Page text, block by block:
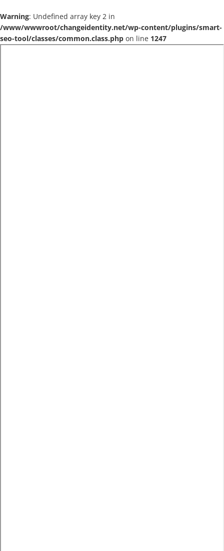
Warning: Undefined array key 2 in
/www/wwwroot/changeidentity.net/wp-content/plugins/smart-
seo-tool/classes/common.class.php on line 1247